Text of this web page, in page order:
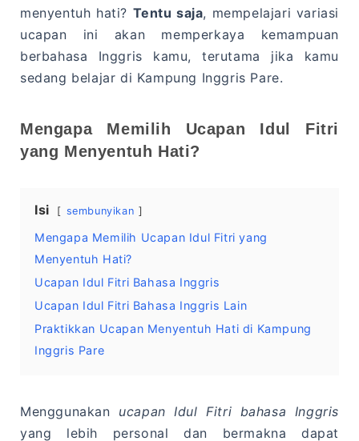
menyentuh hati? Tentu saja, mempelajari variasi
ucapan ini akan memperkaya kemampuan
berbahasa Inggris kamu, terutama jika kamu
sedang belajar di Kampung Inggris Pare.
Mengapa Memilih Ucapan Idul Fitri
yang Menyentuh Hati?
Isi sembunyikan
Mengapa Memilih Ucapan Idul Fitri yang
Menyentuh Hati?
Ucapan Idul Fitri Bahasa Inggris
Ucapan Idul Fitri Bahasa Inggris Lain
Praktikkan Ucapan Menyentuh Hati di Kampung
Inggris Pare
Menggunakan ucapan Idul Fitri bahasa Inggris
yang lebih personal dan bermakna dapat